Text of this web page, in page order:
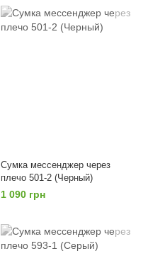
Сумка мессенджер через
плечо 501-2 (Черный)
1 090 грн